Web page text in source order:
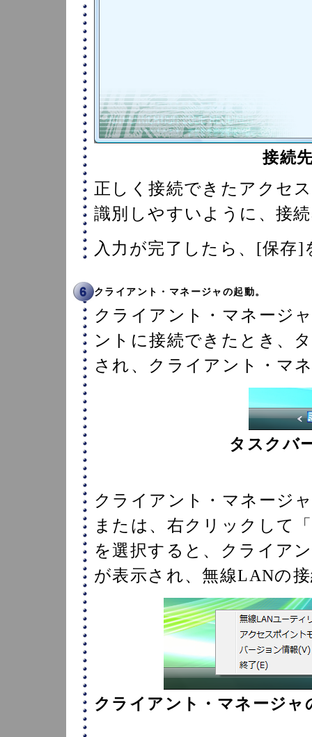
接続
正しく接続できたアクセ
識別しやすいように、接
入力が完了したら、[保存
クライアント・マネージャの起動。
クライアント・マネージ
ントに接続できたとき、
され、クライアント・マ
タスクバ
クライアント・マネージ
または、右クリックして
を選択すると、クライア
が表示され、無線LANの
クライアント・マネージ